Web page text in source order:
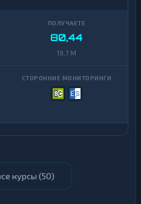
80,44
19,7 M
курсы (50)